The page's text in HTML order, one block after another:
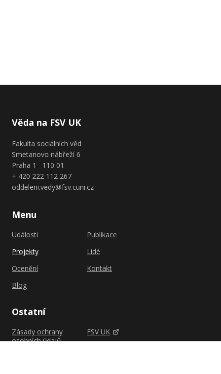
Věda na FSV UK
Fakulta sociálních věd
Smetanovo nábřeží 6
Praha 1 110 01
+ 420 222 112 267
oddeleni.vedy@fsv.cuni.cz
Menu
Události
Projekty
Ocenění
Blog
Publikace
Lidé
Kontakt
Ostatní
Zásady ochrany
osobních údajů
FSV UK